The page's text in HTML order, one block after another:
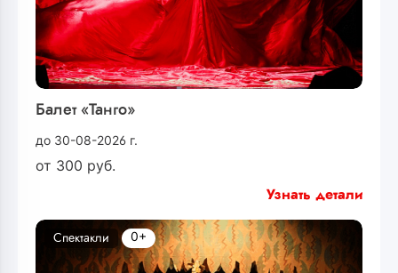
Балет «Танго»
до 30-08-2026 г.
от 300 руб.
Узнать детали
Спектакли 0+